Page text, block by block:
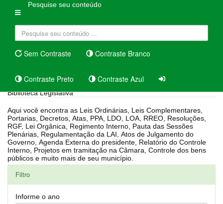
Pesquise seu conteúdo
Sem Contraste Contraste Branco
Contraste Preto Contraste Azul
Biblioteca Legislativa
Aqui você encontra as Leis Ordinárias, Leis Complementares,
Portarias, Decretos, Atas, PPA, LDO, LOA, RREO, Resoluções,
RGF, Lei Orgânica, Regimento Interno, Pauta das Sessões
Plenárias, Regulamentação da LAI, Atos de Julgamento do
Governo, Agenda Externa do presidente, Relatório do Controle
Interno, Projetos em tramitação na Câmara, Controle dos bens
públicos e muito mais de seu município.
Filtro
Informe o ano